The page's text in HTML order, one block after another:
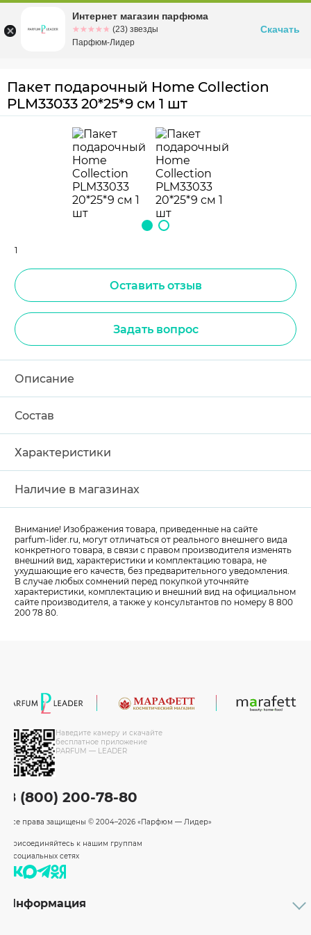
Омскул. Заозерная, 11, к. 1
Пакет подарочный Home Collection
PLM33033 20*25*9 см 1 шт
1
Оставить отзыв
Задать вопрос
Описание
Состав
Характеристики
Наличие в магазинах
Внимание! Изображения товара, приведенные на сайте
parfum-lider.ru, могут отличаться от реального внешнего вида
конкретного товара, в связи с правом производителя изменять
внешний вид, характеристики и комплектацию товара, не
ухудшающие его качеств, без предварительного уведомления.
В случае любых сомнений перед покупкой уточняйте
характеристики, комплектацию и внешний вид на официальном
сайте производителя, а также у консультантов по номеру 8 800
200 78 80.
Наведите камеру и скачайте
бесплатное приложение
PARFUM — LEADER
8 (800) 200-78-80
Все права защищены © 2004–2026 «Парфюм — Лидер»
Присоединяйтесь к нашим группам
в социальных сетях
Информация
Интернет магазин парфюма
☆☆☆☆☆
★★★★★ (23) звезды
Парфюм-Лидер
Скачать